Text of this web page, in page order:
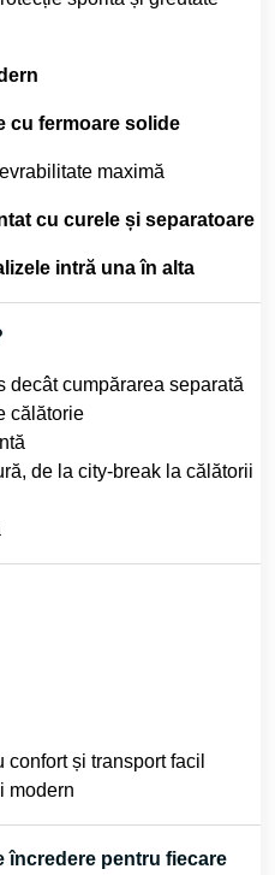
cu fermoare solide
maximă
cu curele și separatoare
intră una în alta
decât cumpărarea separată
călătorie
de la city-break la călătorii
confort și transport facil
modern
încredere pentru fiecare